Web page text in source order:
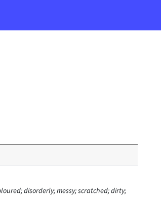
disorderly; messy; scratched; dirty;